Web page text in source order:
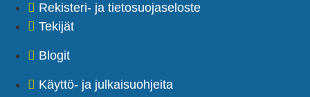
Rekisteri- ja tietosuojaseloste
Tekijät
Blogit
Käyttö- ja julkaisuohjeita